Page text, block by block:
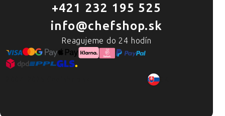
+421 232 195 525
info@chefshop.sk
Reagujeme do 24 hodín